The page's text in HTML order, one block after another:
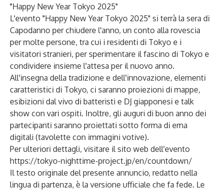
"Happy New Year Tokyo 2025"
L'evento "Happy New Year Tokyo 2025" si terrà la sera di
Capodanno per chiudere l'anno, un conto alla rovescia
per molte persone, tra cui i residenti di Tokyo e i
visitatori stranieri, per sperimentare il fascino di Tokyo e
condividere insieme l'attesa per il nuovo anno.
All'insegna della tradizione e dell'innovazione, elementi
caratteristici di Tokyo, ci saranno proiezioni di mappe,
esibizioni dal vivo di batteristi e DJ giapponesi e talk
show con vari ospiti. Inoltre, gli auguri di buon anno dei
partecipanti saranno proiettati sotto forma di ema
digitali (tavolette con immagini votive).
Per ulteriori dettagli, visitare il sito web dell'evento
https://tokyo-nighttime-project.jp/en/countdown/
Il testo originale del presente annuncio, redatto nella
lingua di partenza, è la versione ufficiale che fa fede. Le